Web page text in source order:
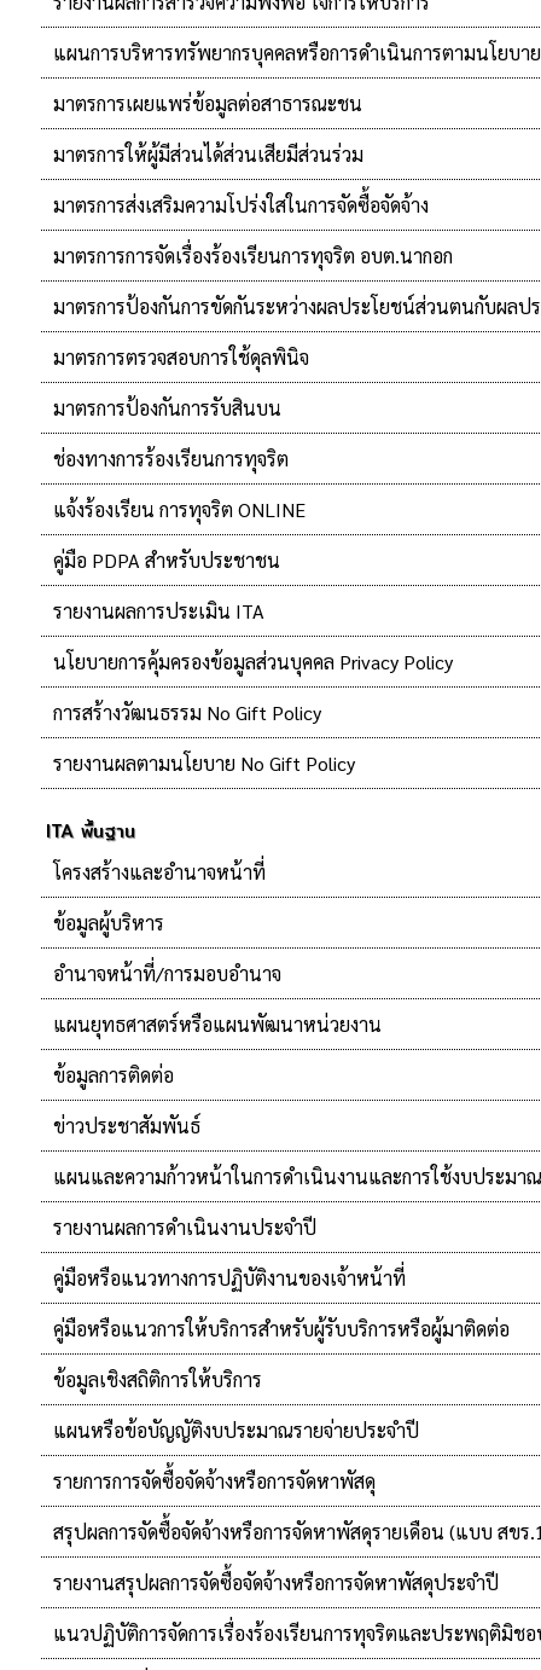
แผนการบริหารทรัพยากรบุคคลหรือการดำเนินการตามนโยบาย
มาตรการเผยแพร่ข้อมูลต่อสาธารณะชน
มาตรการให้ผู้มีส่วนได้ส่วนเสียมีส่วนร่วม
มาตรการส่งเสริมความโปร่งใสในการจัดซื้อจัดจ้าง
มาตรการการจัดเรื่องร้องเรียนการทุจริต อบต.นากอก
มาตรการป้องกันการขัดกันระหว่างผลประโยชน์ส่วนตนกับผลป
มาตรการตรวจสอบการใช้ดุลพินิจ
มาตรการป้องกันการรับสินบน
ช่องทางการร้องเรียนการทุจริต
แจ้งร้องเรียน การทุจริต ONLINE
คู่มือ PDPA สำหรับประชาชน
รายงานผลการประเมิน ITA
นโยบายการคุ้มครองข้อมูลส่วนบุคคล Privacy Policy
การสร้างวัฒนธรรม No Gift Policy
รายงานผลตามนโยบาย No Gift Policy
ITA พื้นฐาน
โครงสร้างและอำนาจหน้าที่
ข้อมูลผู้บริหาร
อำนาจหน้าที่/การมอบอำนาจ
แผนยุทธศาสตร์หรือแผนพัฒนาหน่วยงาน
ข้อมูลการติดต่อ
ข่าวประชาสัมพันธ์
แผนและความก้าวหน้าในการดำเนินงานและการใช้งบประมา
รายงานผลการดำเนินงานประจำปี
คู่มือหรือแนวทางการปฏิบัติงานของเจ้าหน้าที่
คู่มือหรือแนวการให้บริการสำหรับผู้รับบริการหรือผู้มาติดต่อ
ข้อมูลเชิงสถิติการให้บริการ
แผนหรือข้อบัญญัติงบประมาณรายจ่ายประจำปี
รายการการจัดซื้อจัดจ้างหรือการจัดหาพัสดุ
สรุปผลการจัดซื้อจัดจ้างหรือการจัดหาพัสดุรายเดือน (แบบ สขร
รายงานสรุปผลการจัดซื้อจัดจ้างหรือการจัดหาพัสดุประจำปี
แนวปฏิบัติการจัดการเรื่องร้องเรียนการทุจริตและประพฤติมิช